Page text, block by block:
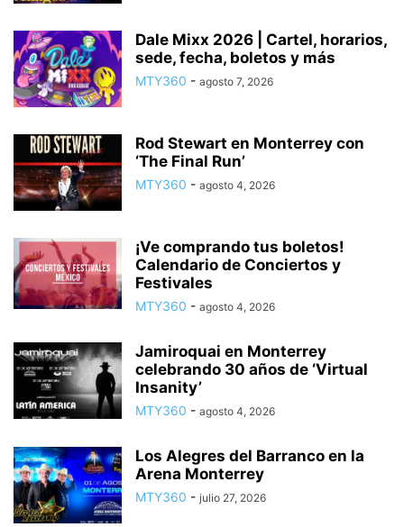
Dale Mixx 2026 | Cartel, horarios,
sede, fecha, boletos y más
MTY360 - agosto 7, 2026
Rod Stewart en Monterrey con
‘The Final Run’
MTY360 - agosto 4, 2026
¡Ve comprando tus boletos!
Calendario de Conciertos y
Festivales
MTY360 - agosto 4, 2026
Jamiroquai en Monterrey
celebrando 30 años de ‘Virtual
Insanity’
MTY360 - agosto 4, 2026
Los Alegres del Barranco en la
Arena Monterrey
MTY360 - julio 27, 2026